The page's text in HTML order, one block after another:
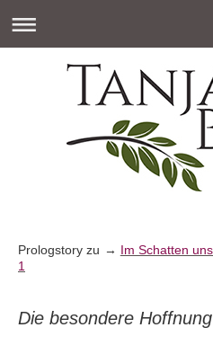
Prologstory zu → Im Schatten
1
Die besondere Hoffnung